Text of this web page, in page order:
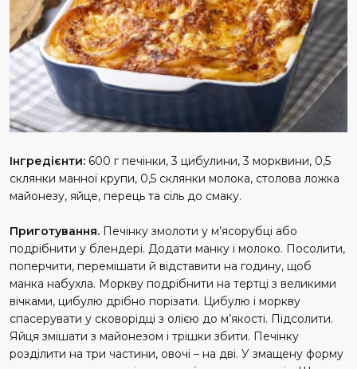
Інгредієнти: 600 г печінки, 3 цибулини, 3 морквини, 0,5
склянки манної крупи, 0,5 склянки молока, столова ложка
майонезу, яйце, перець та сіль до смаку.
Приготування. Печінку змолоти у м’ясорубці або
подрібнити у блендері. Додати манку і молоко. Посолити,
поперчити, перемішати й відставити на годину, щоб
манка набухла. Моркву подрібнити на тертці з великими
вічками, цибулю дрібно порізати. Цибулю і моркву
спасерувати у сковорідці з олією до м’якості. Підсолити.
Яйця змішати з майонезом і трішки збити. Печінку
розділити на три частини, овочі – на дві. У змащену форму